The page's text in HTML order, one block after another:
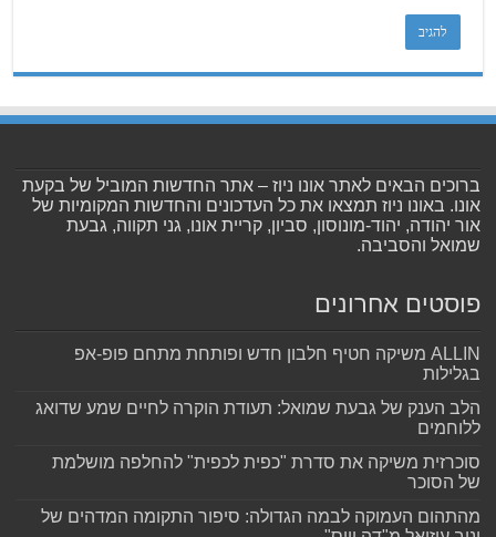
ברוכים הבאים לאתר אונו ניוז – אתר החדשות המוביל של בקעת
אונו. באונו ניוז תמצאו את כל העדכונים והחדשות המקומיות של
אור יהודה, יהוד-מונוסון, סביון, קריית אונו, גני תקווה, גבעת
שמואל והסביבה.
פוסטים אחרונים
ALLIN משיקה חטיף חלבון חדש ופותחת מתחם פופ-אפ
בגלילות
הלב הענק של גבעת שמואל: תעודת הוקרה לחיים שמע שדואג
ללוחמים
סוכרזית משיקה את סדרת "כפית לכפית" להחלפה מושלמת
של הסוכר
מהתהום העמוקה לבמה הגדולה: סיפור התקומה המדהים של